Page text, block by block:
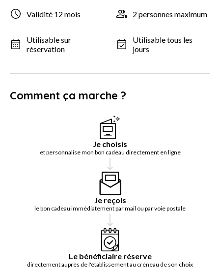
Validité 12 mois 2 personnes maximum
Utilisable sur
réservation
Utilisable tous les
jours
Comment ça marche ?
Je choisis
et personnalise mon bon cadeau directement en ligne
Je reçois
le bon cadeau immédiatement par mail ou par voie postale
Le bénéficiaire réserve
directement auprès de l'établissement au créneau de son choix